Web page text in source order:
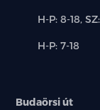
Új-
használt
H-P: 8-18,
Alkatrész,
H-P: 7-18
Budaörsi út